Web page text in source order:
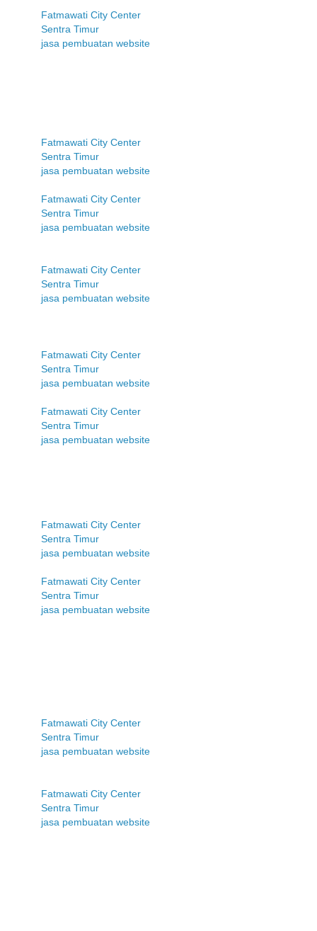
Fatmawati City Center
Sentra Timur
jasa pembuatan website
Fatmawati City Center
Sentra Timur
jasa pembuatan website
Fatmawati City Center
Sentra Timur
jasa pembuatan website
Fatmawati City Center
Sentra Timur
jasa pembuatan website
Fatmawati City Center
Sentra Timur
jasa pembuatan website
Fatmawati City Center
Sentra Timur
jasa pembuatan website
Fatmawati City Center
Sentra Timur
jasa pembuatan website
Fatmawati City Center
Sentra Timur
jasa pembuatan website
Fatmawati City Center
Sentra Timur
jasa pembuatan website
Fatmawati City Center
Sentra Timur
jasa pembuatan website